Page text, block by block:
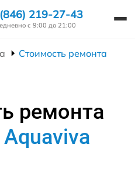
219-27-43
с 9:00 до 21:00
Стоимость ремонта
ремонта
Aquaviva